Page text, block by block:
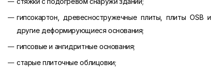
гипсокартон, древесностружечные плиты, плиты OSB и
другие деформирующиеся основания;
гипсовые и ангидритные основания;
старые плиточные облицовки;